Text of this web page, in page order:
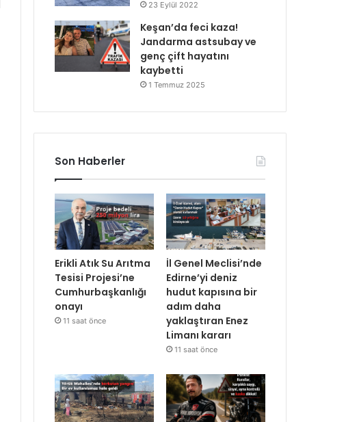
23 Eylül 2022
Keşan’da feci kaza!
Jandarma astsubay ve
genç çift hayatını
kaybetti
1 Temmuz 2025
Son Haberler
Erikli Atık Su Arıtma
Tesisi Projesi’ne
Cumhurbaşkanlığı
onayı
11 saat önce
İl Genel Meclisi’nde
Edirne’yi deniz
hudut kapısına bir
adım daha
yaklaştıran Enez
Limanı kararı
11 saat önce